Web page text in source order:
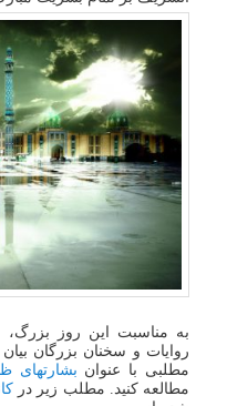
به مناسبت این روز بزرگ،
مطلبی با عنوان بشارتهای
مطالعه کنید. مطلب زیر در